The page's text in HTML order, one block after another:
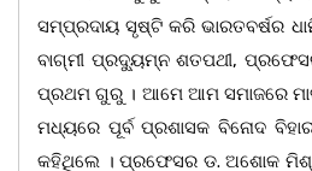
ସମ୍ପ୍ରଦାୟ ସୃଷ୍ଟି କରି ଭାରତବର୍ଷର
ବାଗ୍ମୀ ପ୍ରଦ୍ୟୁମ୍ନ ଶତପଥୀ,
ପ୍ରଥମ ଗୁରୁ । ଆମେ ଆମ ସମାଜରେ
ମଧ୍ୟରେ ପୂର୍ବ ପ୍ରଶାସକ ବିନୋଦ
କହିଥିଲେ । ପ୍ରଫେସର ଡ. ଅଶୋକ